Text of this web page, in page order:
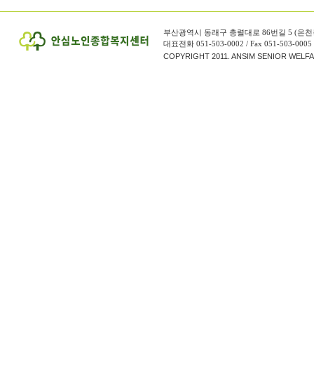
부산광역시 동래구 충렬대로 86번길 5 (온천
대표전화 051-503-0002 / Fax 051-503-0005
COPYRIGHT 2011. ANSIM SENIOR